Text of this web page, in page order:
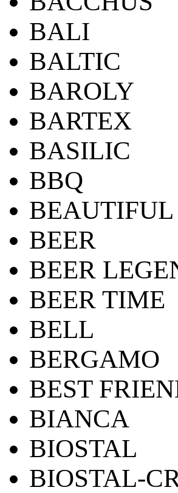
BALI
BALTIC
BAROLY
BARTEX
BASILIC
BBQ
BEER
BEER
BEER TIME
BELL
BERGAMO
BEST
BIANCA
BIOSTAL
BIOSTAL-